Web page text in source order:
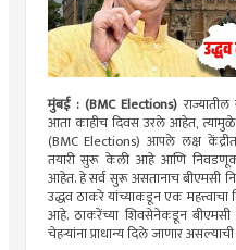
मुंबई : (BMC Elections)
आता काहीच दिवस उरले आहेत, त्यामुळे
(BMC Elections) आपले लक्ष
तयारी सुरू केली आहे आणि
आहेत. हे सर्व सुरू असतानाच बीएमसी
उद्धव ठाकरे यांच्याकडून एक महत्त्वाचा
आहे. ठाकरेंच्या शिवसेनेकडून बीएमसी
चेहर्‍यांना प्राधान्य दिले जाणार